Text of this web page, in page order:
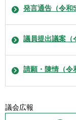
発言通告（令和
議員提出議案（
請願・陳情（令
議会広報